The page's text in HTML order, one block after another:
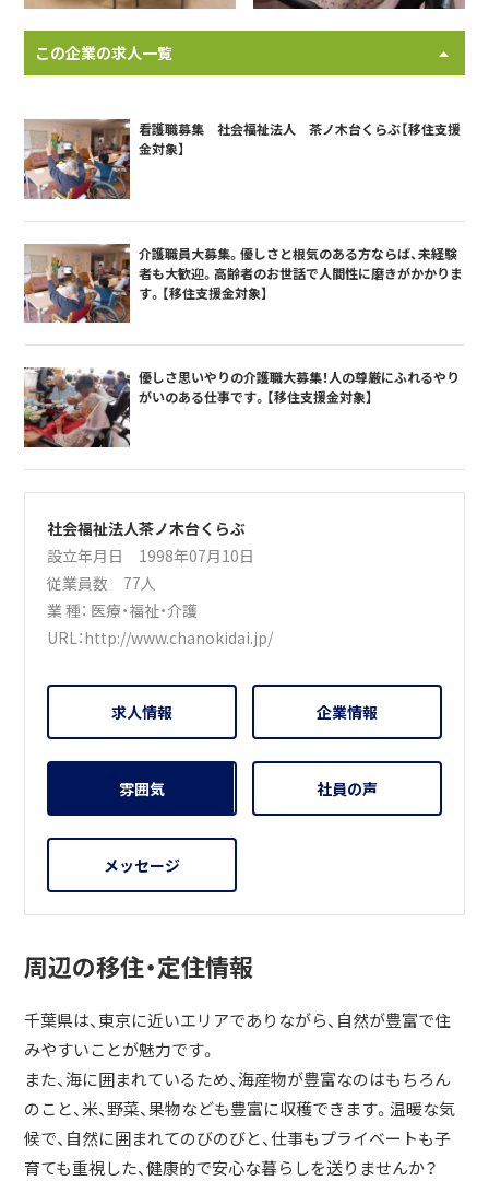
この企業の求人一覧
看護職募集 社会福祉法人 茶ノ木台くらぶ【移住支援
金対象】
介護職員大募集。優しさと根気のある方ならば、未経験
者も大歓迎。高齢者のお世話で人間性に磨きがかかりま
す。【移住支援金対象】
優しさ思いやりの介護職大募集！人の尊厳にふれるやり
がいのある仕事です。【移住支援金対象】
社会福祉法人茶ノ木台くらぶ
設立年月日 1998年07月10日
従業員数 77人
業 種： 医療・福祉・介護
URL：http://www.chanokidai.jp/
求人情報 企業情報
雰囲気 社員の声
メッセージ
周辺の移住・定住情報
千葉県は、東京に近いエリアでありながら、自然が豊富で住
みやすいことが魅力です。
また、海に囲まれているため、海産物が豊富なのはもちろん
のこと、米、野菜、果物なども豊富に収穫できます。温暖な気
候で、自然に囲まれてのびのびと、仕事もプライベートも子
育ても重視した、健康的で安心な暮らしを送りませんか？